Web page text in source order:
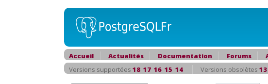
Accueil Actualités Documentation Forums
Versions supportées 18 17 16 15 14 Versions obsolètes 13